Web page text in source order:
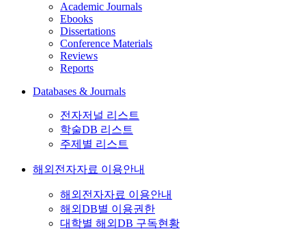
Academic Journals
Ebooks
Dissertations
Conference Materials
Reviews
Reports
Databases & Journals
전자저널 리스트
학술DB 리스트
주제별 리스트
해외전자자료 이용안내
해외전자자료 이용안내
해외DB별 이용권한
대학별 해외DB 구독현황